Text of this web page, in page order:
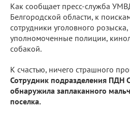
Как сообщает пресс-служба
Белгородской области, к
сотрудники уголовного
уполномоченные полиции,
собакой.
К счастью, ничего страшного
Сотрудник подразделения ПДН
обнаружила заплаканного
поселка.